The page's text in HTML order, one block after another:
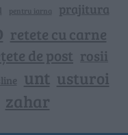
pentru iarna prajitura
retete cu carne
de post rosii
unt usturoi
zahar